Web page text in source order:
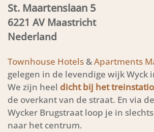
St. Maartenslaan 5
6221 AV Maastricht
Nederland
Townhouse Hotels &Apartments
gelegen in de levendige wijk Wyck
We zijn heel dicht bij het
de overkant van de straat. En via
Wycker Brugstraat loop je in
naar het centrum.